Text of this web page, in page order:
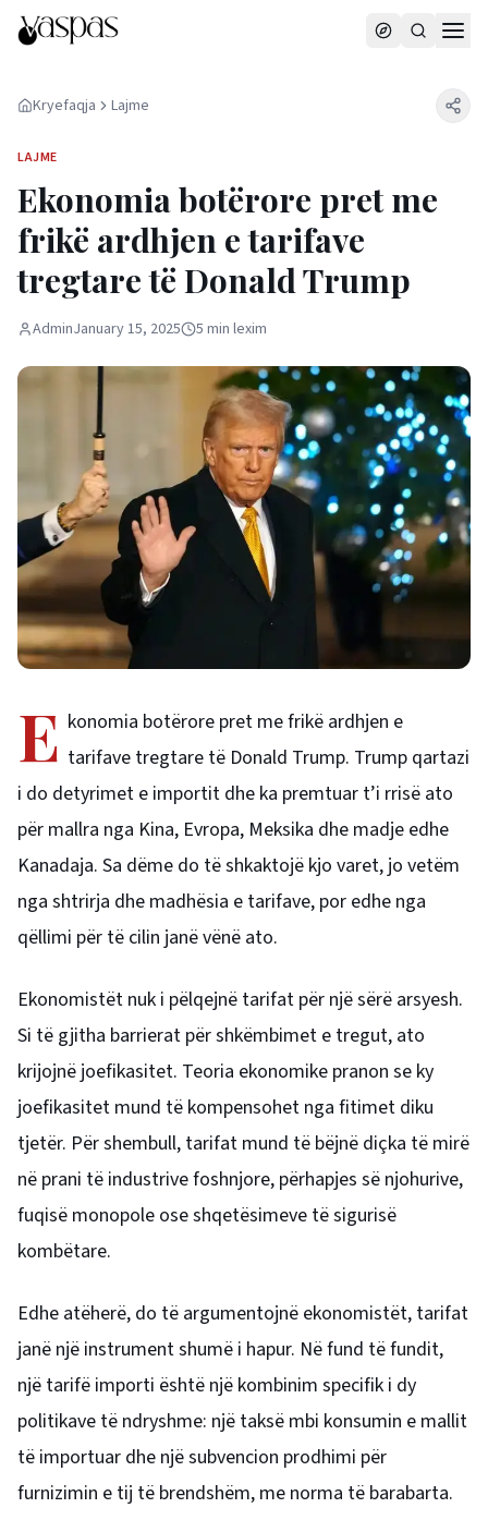
Kryefaqja Lajme
LAJME
Ekonomia botërore pret me
frikë ardhjen e tarifave
tregtare të Donald Trump
AdminJanuary 15, 2025 5 min lexim
E konomia botërore pret me frikë ardhjen e
tarifave tregtare të Donald Trump. Trump qartazi
i do detyrimet e importit dhe ka premtuar t’i rrisë ato
për mallra nga Kina, Evropa, Meksika dhe madje edhe
Kanadaja. Sa dëme do të shkaktojë kjo varet, jo vetëm
nga shtrirja dhe madhësia e tarifave, por edhe nga
qëllimi për të cilin janë vënë ato.
Ekonomistët nuk i pëlqejnë tarifat për një sërë arsyesh.
Si të gjitha barrierat për shkëmbimet e tregut, ato
krijojnë joefikasitet. Teoria ekonomike pranon se ky
joefikasitet mund të kompensohet nga fitimet diku
tjetër. Për shembull, tarifat mund të bëjnë diçka të mirë
në prani të industrive foshnjore, përhapjes së njohurive,
fuqisë monopole ose shqetësimeve të sigurisë
kombëtare.
Edhe atëherë, do të argumentojnë ekonomistët, tarifat
janë një instrument shumë i hapur. Në fund të fundit,
një tarifë importi është një kombinim specifik i dy
politikave të ndryshme: një taksë mbi konsumin e mallit
të importuar dhe një subvencion prodhimi për
furnizimin e tij të brendshëm, me norma të barabarta.